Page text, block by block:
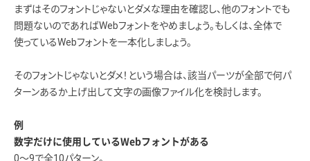
まずはそのフォントじゃないとダメな理由を確認し、他のフォントでも
問題ないのであればWebフォントをやめましょう。もしくは、全体で
使っているWebフォントを一本化しましょう。
そのフォントじゃないとダメ！という場合は、該当パーツが全部で何パ
ターンあるか上げ出して文字の画像ファイル化を検討します。
例
数字だけに使用しているWebフォントがある
0～9で全10パターン。